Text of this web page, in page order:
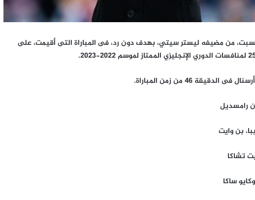
من مضيفه ليستر سيتي، بهدف دون رد، فى المباراة التى أقيمت، على
46 من زمن المباراة.
رامسديل
بن وايت
تشاكا
ساكا